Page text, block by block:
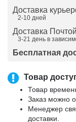
Доставка
2-10 дней
Доставка
3-21 день в
Бесплатная
Товар
Товар
Заказ можно
Менеджер
доставки.